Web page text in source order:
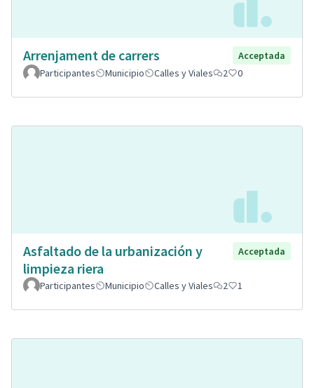
Arrenjament de carrers
Acceptada
Participantes
Municipio Calles y Viales 2 0
Asfaltado de la urbanización y
limpieza riera
Acceptada
Participantes Municipio Calles y Viales 2 1